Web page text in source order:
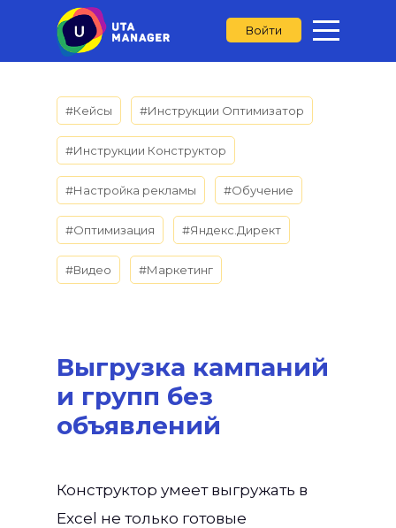
Войти
#Кейсы #Инструкции Оптимизатор
#Инструкции Конструктор
#Настройка рекламы #Обучение
#Оптимизация #Яндекс.Директ
#Видео #Маркетинг
Выгрузка кампаний
и групп без
объявлений
Конструктор умеет выгружать в
Excel не только готовые